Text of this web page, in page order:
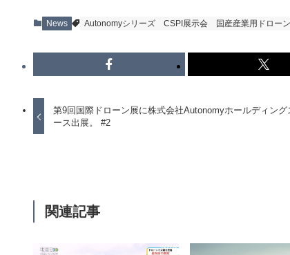
News Autonomyシリーズ CSPI展示会 国産産業用ドロー
第9回国際ドローン展に株式会社Autonomyホールディング
ース出展。 #2
関連記事